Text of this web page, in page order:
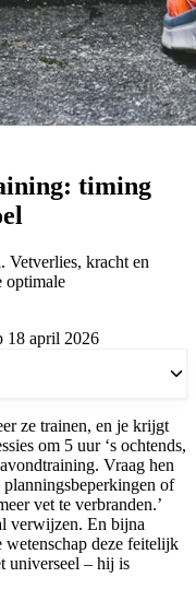
timing
Vetverlies, kracht en
optimale
18 april 2026
ze trainen, en je krijgt
om 5 uur ‘s ochtends,
Vraag hen
of
vet te verbranden.’
verwijzen. En bijna
wetenschap deze feitelijk
universeel – hij is